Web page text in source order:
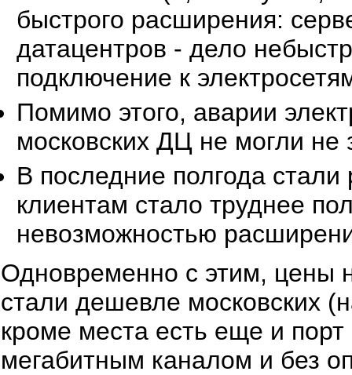
быстрого расширения:
датацентров - дело
подключение к
Помимо этого, аварии
московских ДЦ не могли не
В последние полгода
клиентам стало труднее
невозможностью
Одновременно с этим, цены
стали дешевле московских
кроме места есть еще и
мегабитным каналом и без